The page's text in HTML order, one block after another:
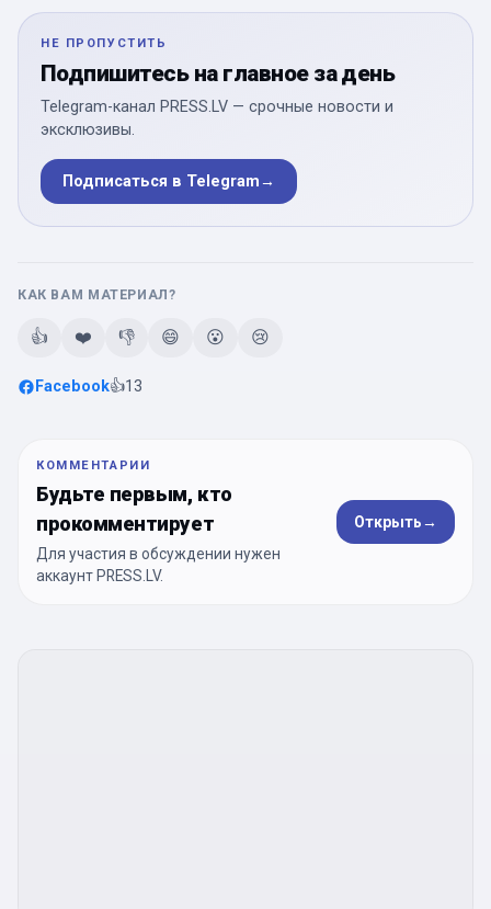
НЕ ПРОПУСТИТЬ
Подпишитесь на главное за день
Telegram-канал PRESS.LV — срочные новости и
эксклюзивы.
Подписаться в Telegram→
КАК ВАМ МАТЕРИАЛ?
👍 ❤️ 👎 😄 😮 😢
Facebook👍13
КОММЕНТАРИИ
Будьте первым, кто
прокомментирует
Для участия в обсуждении нужен
аккаунт PRESS.LV.
Открыть→